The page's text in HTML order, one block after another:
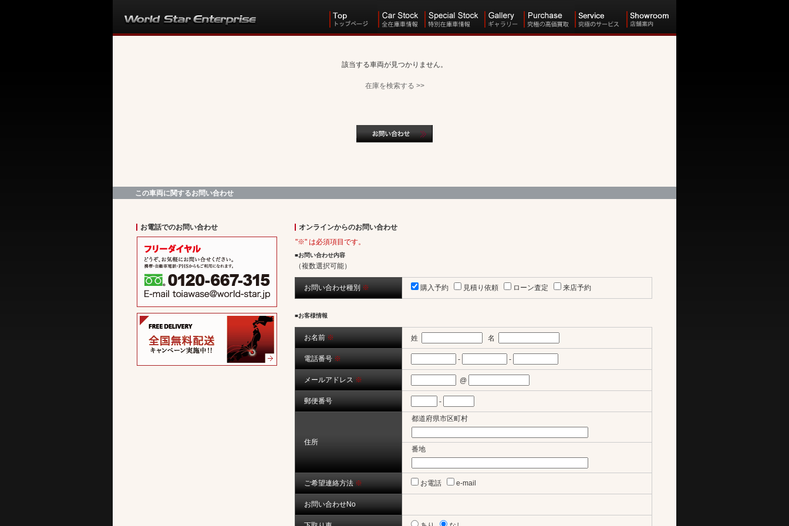
該当する車両が見つかりません。
在庫を検索する >>
この車両に関するお問い合わせ
お電話でのお問い合わせ
オンラインからのお問い合わせ
"※" は必須項目です。
■お問い合わせ内容
（複数選択可能）
お問い合わせ種別 ※ 購入予約 見積り依頼 ローン査定 来店予約
■お客様情報
お名前 ※ 姓 名
電話番号 ※ - -
メールアドレス ※ @
郵便番号 -
住所
都道府県市区町村
番地
ご希望連絡方法 ※ お電話 e-mail
お問い合わせNo